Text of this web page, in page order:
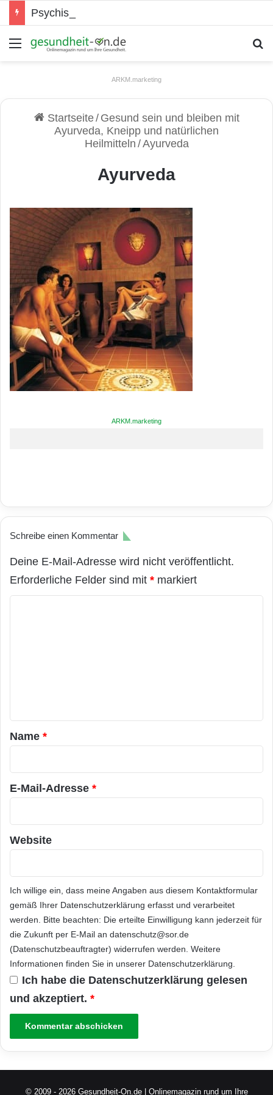
Psychische Gesundheit bei Jugendlichen
Menü
ARKM.marketing
Startseite/ Gesund sein und bleiben mit
Ayurveda, Kneipp und natürlichen
Heilmitteln /Ayurveda
Ayurveda
ARKM.marketing
Schreibe einen Kommentar
Deine E-Mail-Adresse wird nicht veröffentlicht.
Erforderliche Felder sind mit * markiert
a
r
*
Name *
E-Mail-Adresse *
Website
Ich willige ein, dass meine Angaben aus diesem Kontaktformular
gemäß Ihrer Datenschutzerklärung erfasst und verarbeitet
werden. Bitte beachten: Die erteilte Einwilligung kann jederzeit für
die Zukunft per E-Mail an datenschutz@sor.de
(Datenschutzbeauftragter) widerrufen werden. Weitere
Informationen finden Sie in unserer Datenschutzerklärung
Ich habe die Datenschutzerklärung gelesen
und akzeptiert. *
© 2009 - 2026 Gesundheit-On.de | Onlinemagazin rund um Ihre